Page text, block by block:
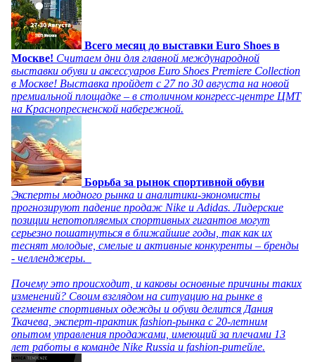
Всего месяц до выставки Euro Shoes в
Москве! Считаем дни для главной международной
выставки обуви и аксессуаров Euro Shoes Premiere Collection
в Москве! Выставка пройдет с 27 по 30 августа на новой
премиальной площадке – в столичном конгресс-центре ЦМТ
на Краснопресненской набережной.
Борьба за рынок спортивной обуви
Эксперты модного рынка и аналитики-экономисты
прогнозируют падение продаж Nike и Adidas. Лидерские
позиции непотопляемых спортивных гигантов могут
серьезно пошатнуться в ближайшие годы, так как их
теснят молодые, смелые и активные конкуренты – бренды
- челленджеры.
Почему это происходит, и каковы основные причины таких
изменений? Своим взглядом на ситуацию на рынке в
сегменте спортивных одежды и обуви делится Дания
Ткачева, эксперт-практик fashion-рынка с 20-летним
опытом управления продажами, имеющий за плечами 13
лет работы в команде Nike Russia и fashion-ритейле.